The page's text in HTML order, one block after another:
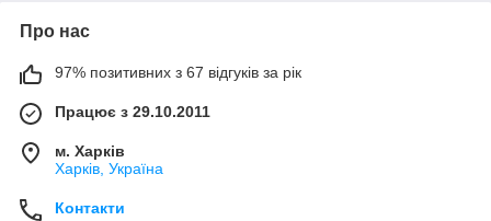
Про нас
97% позитивних з 67 відгуків за рік
Працює з 29.10.2011
м. Харків
Харків, Україна
Контакти